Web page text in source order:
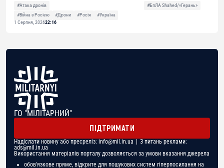
#Атака дронів
#БпЛА Shahed/«Герань»
#Війна з Росією
#Дрони #Росія
#Україна
1 Серпня, 202622:16
ГО "МІЛІТАРНИЙ"
ПІДТРИМАТИ
Надіслати новину або пресреліз: info@mil.in.ua | З питань реклами:
ads@mil.in.ua
Використання матеріалів порталу дозволяється за умови вказання джерела
обов'язкове пряме, відкрите для пошукових систем гіперпосилання на